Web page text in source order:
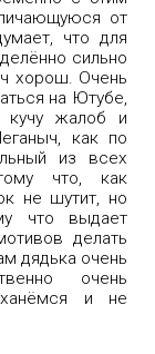
от
что для
сильно
хорош. Очень
на Ютубе,
кучу жалоб и
как по
из всех
что, как
не шутит, но
что выдает
делать
дядька очень
очень
и не